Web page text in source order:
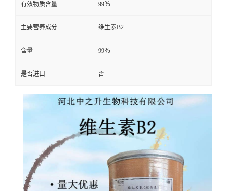
有效物质含量 99％
主要营养成分 维生素B2
含量 99％
是否进口 否